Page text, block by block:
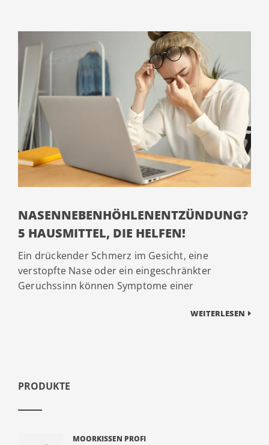
NASENNEBENHÖHLENENTZÜNDUNG?
5 HAUSMITTEL, DIE HELFEN!
Ein drückender Schmerz im Gesicht, eine
verstopfte Nase oder ein eingeschränkter
Geruchssinn können Symptome einer
WEITERLESEN
PRODUKTE
MOORKISSEN PROFI